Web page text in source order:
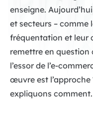
enseigne.
et secteurs – comme
fréquentation et leur
remettre en question
l’essor de l’e-
œuvre est l’approche
expliquons comment.